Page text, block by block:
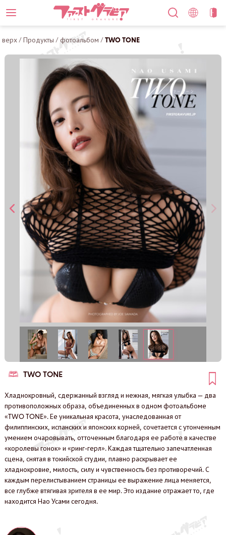
верх /Продукты /фотоальбом /TWO TONE
TWO TONE
Хладнокровный, сдержанный взгляд и нежная, мягкая улыбка — два
противоположных образа, объединенных в одном фотоальбоме
«TWO TONE». Ее уникальная красота, унаследованная от
филиппинских, испанских и японских корней, сочетается с утонченным
умением очаровывать, отточенным благодаря ее работе в качестве
«королевы гонок» и «ринг-герл». Каждая тщательно запечатленная
сцена, снятая в токийской студии, плавно раскрывает ее
хладнокровие, милость, силу и чувственность без противоречий. С
каждым перелистыванием страницы ее выражение лица меняется,
все глубже втягивая зрителя в ее мир. Это издание отражает то, где
находится Нао Усами сегодня.